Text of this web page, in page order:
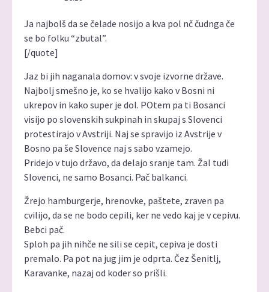
Ja najbolš da se čelade nosijo a kva pol nč čudnga če
se bo folku “zbutal”.
[/quote]
Jaz bi jih naganala domov: v svoje izvorne države.
Najbolj smešno je, ko se hvalijo kako v Bosni ni
ukrepov in kako super je dol. POtem pa ti Bosanci
visijo po slovenskih sukpinah in skupaj s Slovenci
protestirajo v Avstriji. Naj se spravijo iz Avstrije v
Bosno pa še Slovence naj s sabo vzamejo.
Pridejo v tujo državo, da delajo sranje tam. Žal tudi
Slovenci, ne samo Bosanci. Pač balkanci.
Žrejo hamburgerje, hrenovke, paštete, zraven pa
cvilijo, da se ne bodo cepili, ker ne vedo kaj je v cepivu.
Bebci pač.
Sploh pa jih nihče ne sili se cepit, cepiva je dosti
premalo. Pa pot na jug jim je odprta. Čez Šenitlj,
Karavanke, nazaj od koder so prišli.